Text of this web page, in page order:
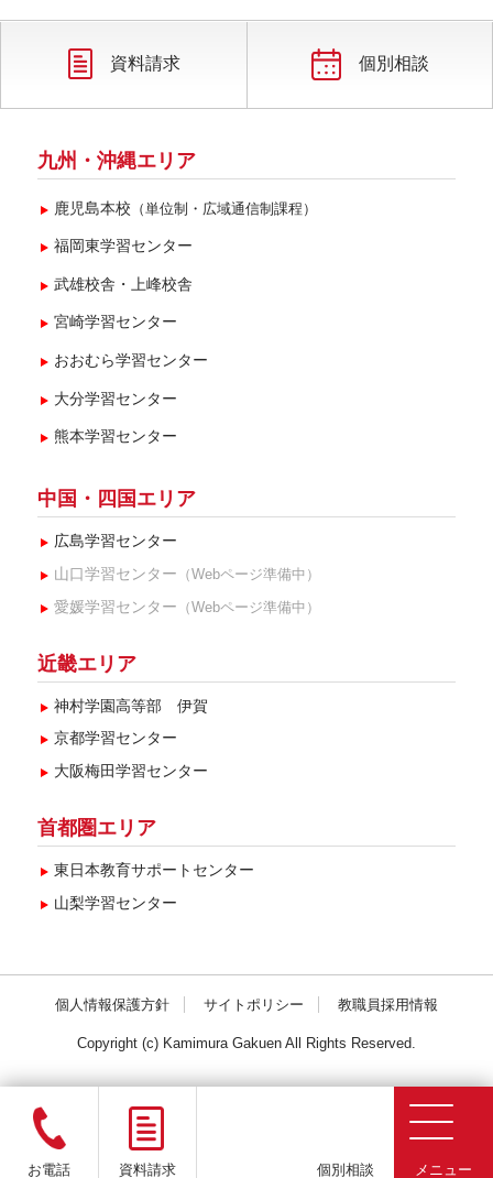
2024年1月(3)
資料請求 個別相談
九州・沖縄エリア
鹿児島本校 （単位制・広域通信制課程）
福岡東学習センター
武雄校舎・上峰校舎
宮崎学習センター
おおむら学習センター
大分学習センター
熊本学習センター
中国・四国エリア
広島学習センター
山口学習センター （Webページ準備中）
愛媛学習センター （Webページ準備中）
近畿エリア
神村学園高等部 伊賀
京都学習センター
大阪梅田学習センター
首都圏エリア
東日本教育サポートセンター
山梨学習センター
個人情報保護方針 サイトポリシー 教職員採用情報
Copyright (c) Kamimura Gakuen All Rights Reserved.
お電話 資料請求 個別相談 メニュー